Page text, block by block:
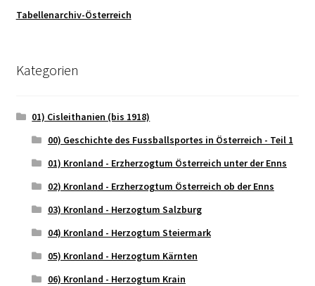
Tabellenarchiv-Österreich
Kategorien
01) Cisleithanien (bis 1918)
00) Geschichte des Fussballsportes in Österreich - Teil 1
01) Kronland - Erzherzogtum Österreich unter der Enns
02) Kronland - Erzherzogtum Österreich ob der Enns
03) Kronland - Herzogtum Salzburg
04) Kronland - Herzogtum Steiermark
05) Kronland - Herzogtum Kärnten
06) Kronland - Herzogtum Krain